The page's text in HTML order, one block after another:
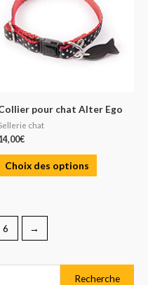
Recherche
pour chat Alter Ego
chat
€
Choix des options
6 →